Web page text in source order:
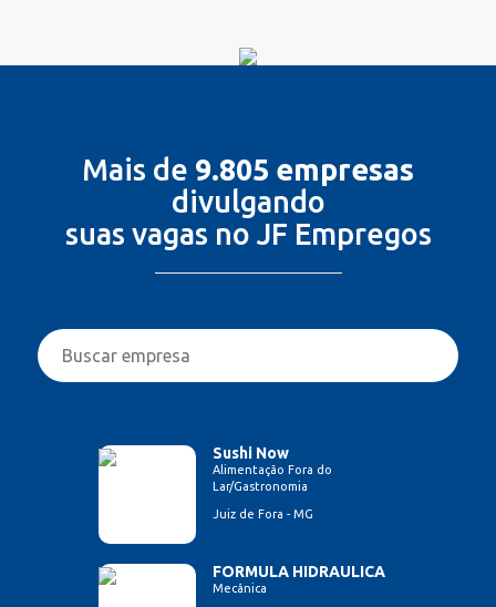
Mais de 9.805 empresas
divulgando
suas vagas no JF Empregos
Sushi Now
Alimentação Fora do
Lar/Gastronomia
Juiz de Fora - MG
FORMULA HIDRAULICA
Mecânica